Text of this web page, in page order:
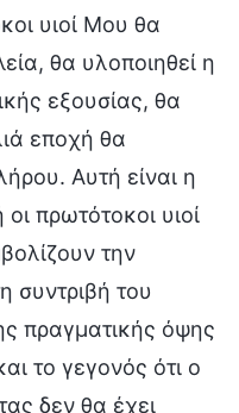
υιοί Μου θα
θα υλοποιηθεί η
εξουσίας, θα
εποχή θα
Αυτή είναι η
πρωτότοκοι υιοί
την
συντριβή του
πραγματικής όψης
το γεγονός ότι ο
δεν θα έχει